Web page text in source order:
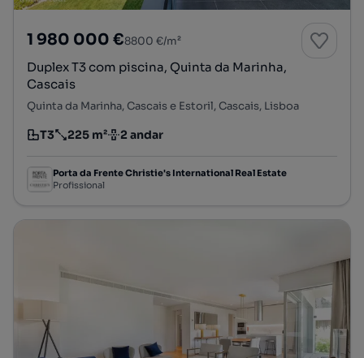
1 980 000 €8800 €/m²
Duplex T3 com piscina, Quinta da Marinha,
Cascais
Quinta da Marinha, Cascais e Estoril, Cascais, Lisboa
Tipologia
T3
Preço por metro quadrado
225 m²
Andar 2 andar
Porta da Frente Christie's International Real Estate
Profissional